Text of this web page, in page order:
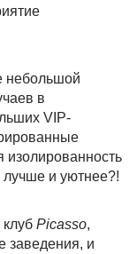
небольшой
в
VIP-
изолированность
лучше и уютнее?!
Picasso,
заведения, и